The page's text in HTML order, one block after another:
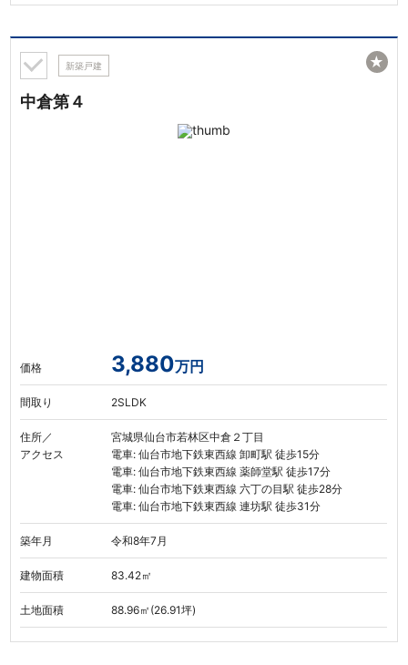
新築戸建
中倉第４
価格 3,880万円
間取り 2SLDK
住所／
アクセス
宮城県仙台市若林区中倉２丁目
電車: 仙台市地下鉄東西線 卸町駅 徒歩15分
電車: 仙台市地下鉄東西線 薬師堂駅 徒歩17分
電車: 仙台市地下鉄東西線 六丁の目駅 徒歩28分
電車: 仙台市地下鉄東西線 連坊駅 徒歩31分
築年月 令和8年7月
建物面積 83.42㎡
土地面積 88.96㎡(26.91坪)
★